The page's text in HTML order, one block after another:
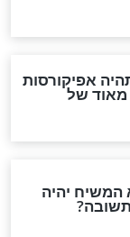
מילואים